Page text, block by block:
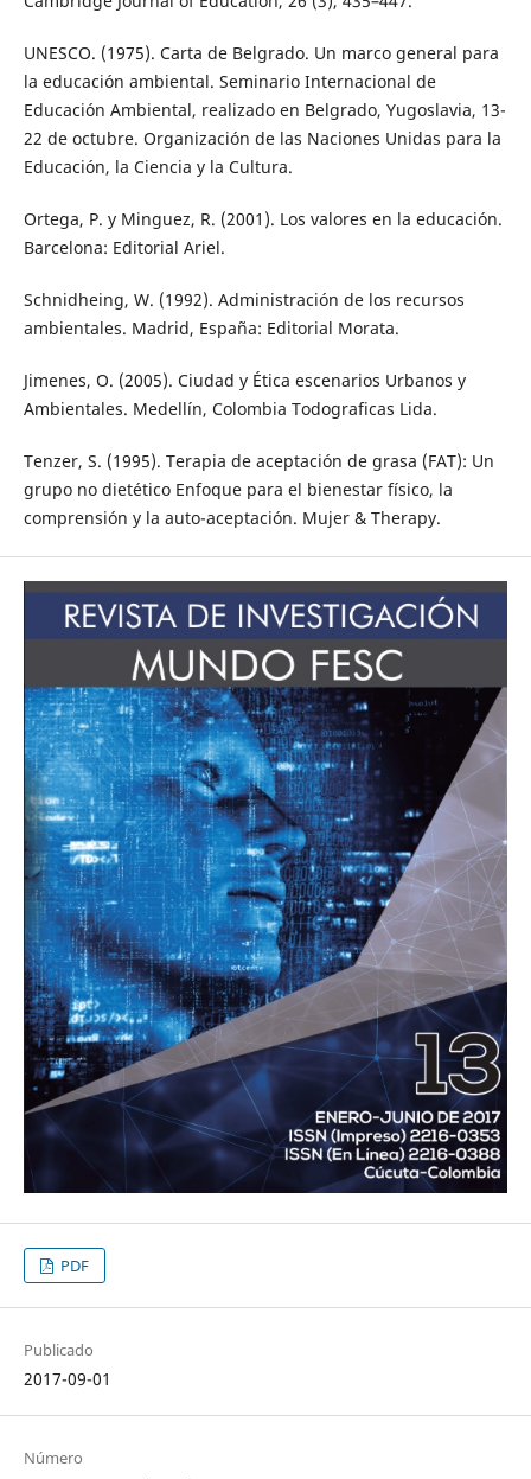
UNESCO. (1975). Carta de Belgrado. Un marco general para
la educación ambiental. Seminario Internacional de
Educación Ambiental, realizado en Belgrado, Yugoslavia, 13-
22 de octubre. Organización de las Naciones Unidas para la
Educación, la Ciencia y la Cultura.
Ortega, P. y Minguez, R. (2001). Los valores en la educación.
Barcelona: Editorial Ariel.
Schnidheing, W. (1992). Administración de los recursos
ambientales. Madrid, España: Editorial Morata.
Jimenes, O. (2005). Ciudad y Ética escenarios Urbanos y
Ambientales. Medellín, Colombia Todograficas Lida.
Tenzer, S. (1995). Terapia de aceptación de grasa (FAT): Un
grupo no dietético Enfoque para el bienestar físico, la
comprensión y la auto-aceptación. Mujer & Therapy.
PDF
Publicado
2017-09-01
Número